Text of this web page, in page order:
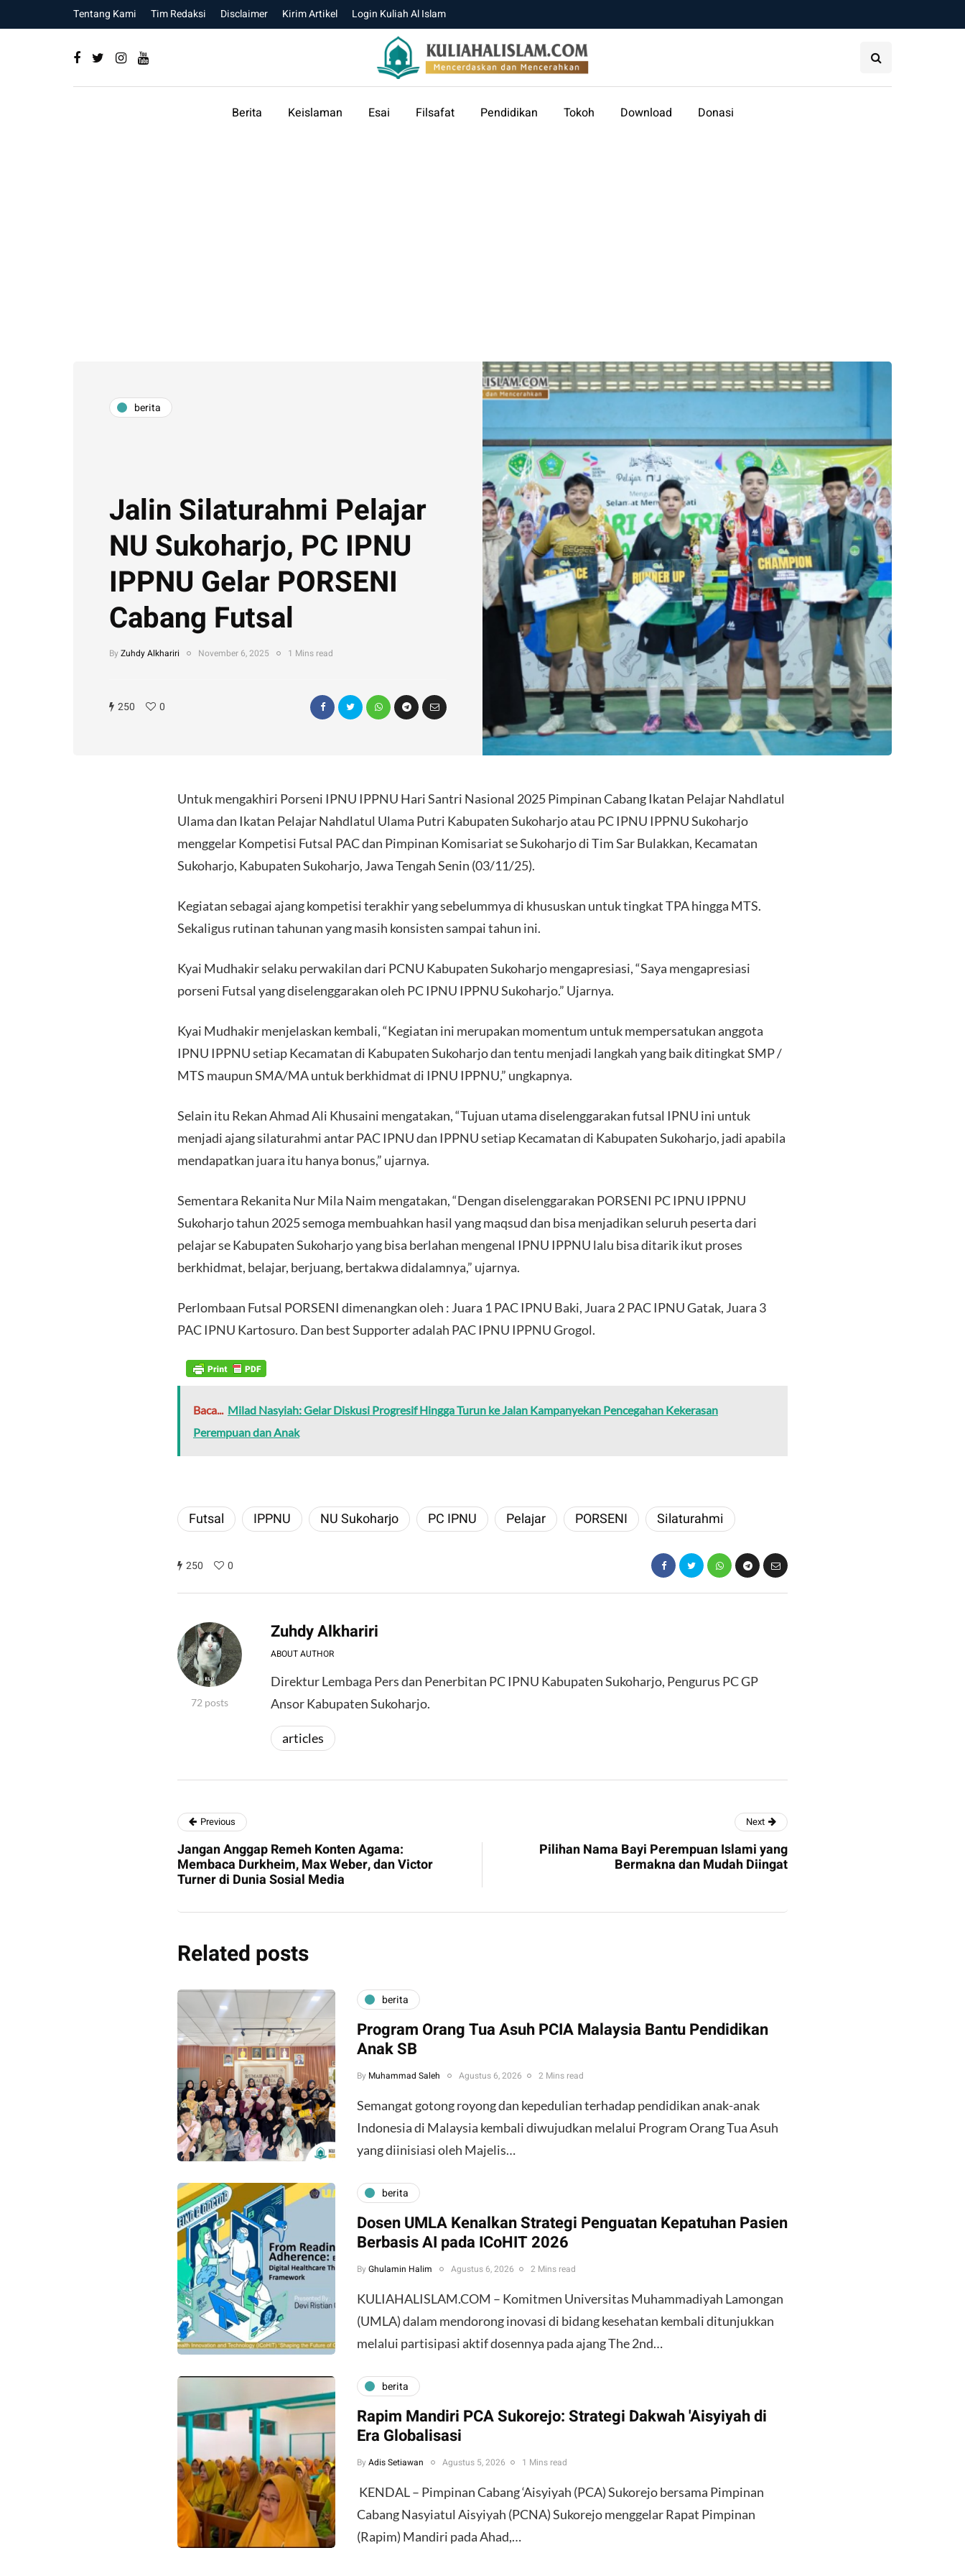
Tentang Kami Tim Redaksi Disclaimer Kirim Artikel Login Kuliah Al Islam
Berita Keislaman Esai Filsafat Pendidikan Tokoh Download Donasi
berita
Jalin Silaturahmi Pelajar
NU Sukoharjo, PC IPNU
IPPNU Gelar PORSENI
Cabang Futsal
By Zuhdy Alkhariri November 6, 2025 1 Mins read
250 0
Untuk mengakhiri Porseni IPNU IPPNU Hari Santri Nasional 2025 Pimpinan Cabang Ikatan Pelajar Nahdlatul
Ulama dan Ikatan Pelajar Nahdlatul Ulama Putri Kabupaten Sukoharjo atau PC IPNU IPPNU Sukoharjo
menggelar Kompetisi Futsal PAC dan Pimpinan Komisariat se Sukoharjo di Tim Sar Bulakkan, Kecamatan
Sukoharjo, Kabupaten Sukoharjo, Jawa Tengah Senin (03/11/25).
Kegiatan sebagai ajang kompetisi terakhir yang sebelummya di khususkan untuk tingkat TPA hingga MTS.
Sekaligus rutinan tahunan yang masih konsisten sampai tahun ini.
Kyai Mudhakir selaku perwakilan dari PCNU Kabupaten Sukoharjo mengapresiasi, “Saya mengapresiasi
porseni Futsal yang diselenggarakan oleh PC IPNU IPPNU Sukoharjo.” Ujarnya.
Kyai Mudhakir menjelaskan kembali, “Kegiatan ini merupakan momentum untuk mempersatukan anggota
IPNU IPPNU setiap Kecamatan di Kabupaten Sukoharjo dan tentu menjadi langkah yang baik ditingkat SMP /
MTS maupun SMA/MA untuk berkhidmat di IPNU IPPNU,” ungkapnya.
Selain itu Rekan Ahmad Ali Khusaini mengatakan, “Tujuan utama diselenggarakan futsal IPNU ini untuk
menjadi ajang silaturahmi antar PAC IPNU dan IPPNU setiap Kecamatan di Kabupaten Sukoharjo, jadi apabila
mendapatkan juara itu hanya bonus,” ujarnya.
Sementara Rekanita Nur Mila Naim mengatakan, “Dengan diselenggarakan PORSENI PC IPNU IPPNU
Sukoharjo tahun 2025 semoga membuahkan hasil yang maqsud dan bisa menjadikan seluruh peserta dari
pelajar se Kabupaten Sukoharjo yang bisa berlahan mengenal IPNU IPPNU lalu bisa ditarik ikut proses
berkhidmat, belajar, berjuang, bertakwa didalamnya,” ujarnya.
Perlombaan Futsal PORSENI dimenangkan oleh : Juara 1 PAC IPNU Baki, Juara 2 PAC IPNU Gatak, Juara 3
PAC IPNU Kartosuro. Dan best Supporter adalah PAC IPNU IPPNU Grogol.
Baca... Milad Nasyiah: Gelar Diskusi Progresif Hingga Turun ke Jalan Kampanyekan Pencegahan Kekerasan
Perempuan dan Anak
Futsal IPPNU NU Sukoharjo PC IPNU Pelajar PORSENI Silaturahmi
250 0
72 posts
Zuhdy Alkhariri
ABOUT AUTHOR
Direktur Lembaga Pers dan Penerbitan PC IPNU Kabupaten Sukoharjo, Pengurus PC GP
Ansor Kabupaten Sukoharjo.
articles
Previous
Jangan Anggap Remeh Konten Agama:
Membaca Durkheim, Max Weber, dan Victor
Turner di Dunia Sosial Media
Next
Pilihan Nama Bayi Perempuan Islami yang
Bermakna dan Mudah Diingat
Related posts
berita
Program Orang Tua Asuh PCIA Malaysia Bantu Pendidikan
Anak SB
By Muhammad Saleh Agustus 6, 2026 2 Mins read
​Semangat gotong royong dan kepedulian terhadap pendidikan anak-anak
Indonesia di Malaysia kembali diwujudkan melalui Program Orang Tua Asuh
yang diinisiasi oleh Majelis…
berita
Dosen UMLA Kenalkan Strategi Penguatan Kepatuhan Pasien
Berbasis AI pada ICoHIT 2026
By Ghulamin Halim Agustus 6, 2026 2 Mins read
KULIAHALISLAM.COM – Komitmen Universitas Muhammadiyah Lamongan
(UMLA) dalam mendorong inovasi di bidang kesehatan kembali ditunjukkan
melalui partisipasi aktif dosennya pada ajang The 2nd…
berita
Rapim Mandiri PCA Sukorejo: Strategi Dakwah 'Aisyiyah di
Era Globalisasi
By Adis Setiawan Agustus 5, 2026 1 Mins read
​ KENDAL – Pimpinan Cabang ‘Aisyiyah (PCA) Sukorejo bersama Pimpinan
Cabang Nasyiatul Aisyiyah (PCNA) Sukorejo menggelar Rapat Pimpinan
(Rapim) Mandiri pada Ahad,…